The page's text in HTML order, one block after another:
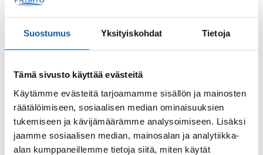
Suostumus Yksityiskohdat Tietoja
Tämä sivusto käyttää evästeitä
Käytämme evästeitä tarjoamamme sisällön ja mainosten
räätälöimiseen, sosiaalisen median ominaisuuksien
tukemiseen ja kävijämäärämme analysoimiseen. Lisäksi
jaamme sosiaalisen median, mainosalan ja analytiikka-
alan kumppaneillemme tietoja siitä, miten käytät
Paimiolaisille omaishoitajille järjestetään loppuvuoden ja
ensi kevään aikana erilaista ohjelmaa.
Sivut
Paimio auf Deutsch
Paimio ist eine kleine, moderne Stadt im Südwesten
Finnlands, die im Jahre 1997 das Stadtrecht erhielt.